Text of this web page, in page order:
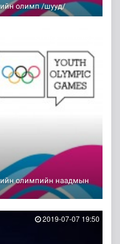
олимп /шууд/
олимпийн наадмын
2019-07-07 19:50